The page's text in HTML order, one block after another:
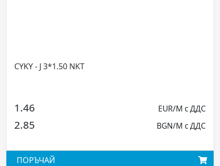
- J 3*1.50 NKT
EUR/М с ДДС
BGN/М с ДДС
ПОРЪЧАЙ